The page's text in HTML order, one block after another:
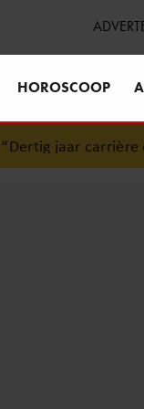
HOROSCOOP
jaar carrière